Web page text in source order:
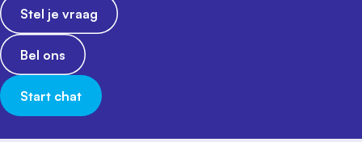
Stel je vraag
Bel ons
Start chat